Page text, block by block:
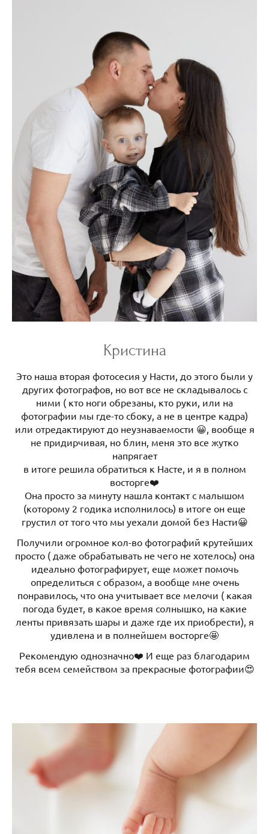
Кристина
Это наша вторая фотосесия у Насти, до этого были у
других фотографов, но вот все не складывалось с
ними ( кто ноги обрезаны, кто руки, или на
фотографии мы где-то сбоку, а не в центре кадра)
или отредактируют до неузнаваемости 😀, вообще я
не придирчивая, но блин, меня это все жутко
напрягает
в итоге решила обратиться к Насте, и я в полном
восторге❤️
Она просто за минуту нашла контакт с малышом
(которому 2 годика исполнилось) в итоге он еще
грустил от того что мы уехали домой без Насти😀
Получили огромное кол-во фотографий крутейших
просто ( даже обрабатывать не чего не хотелось) она
идеально фотографирует, еще может помочь
определиться с образом, а вообще мне очень
понравилось, что она учитывает все мелочи ( какая
погода будет, в какое время солнышко, на какие
ленты привязать шары и даже где их приобрести), я
удивлена и в полнейшем восторге🤩
Рекомендую однозначно❤️ И еще раз благодарим
тебя всем семейством за прекрасные фотографии😍